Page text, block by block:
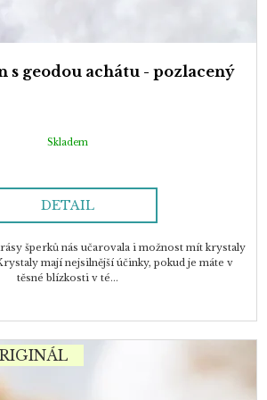
s geodou achátu - pozlacený
Skladem
DETAIL
šperků nás učarovala i možnost mít krystaly
mají nejsilnější účinky, pokud je máte v
těsné blízkosti v té...